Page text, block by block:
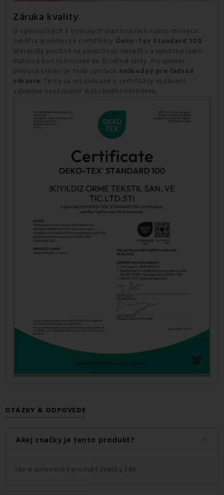
Záruka kvality
O výnimočných a trvácnych vlastnostiach tohto matraca
svedčia aj nemecké certifikáty Öeko-Tex Standard 100.
Materiály použité na povrchovú obliečku a samotné jadro
matraca boli testované na škodlivé látky. Po splnení
prísnych kritérií je teda výrobok neškodný pre ľudské
zdravie. Testy sú vykonávané a certifikáty vydávané
výhradne nezávislými skúšobnými inštitútmi.
OTÁZKY & ODPOVEDE
Akej značky je tento produkt? keyboard_arrow_down
Ide o autentický produkt značky EMI.